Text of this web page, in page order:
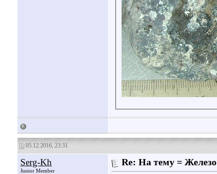
05.12.2016, 23:31
Serg-Kh
Junior Member
Re: На тему =